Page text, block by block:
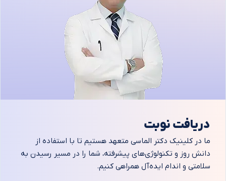
دریافت نوبت
ما در کلینیک دکتر الماسی متعهد هستیم تا با استفاده از
دانش روز و تکنولوژی‌های پیشرفته، شما را در مسیر رسیدن به
سلامتی و اندام ایده‌آل همراهی کنیم.